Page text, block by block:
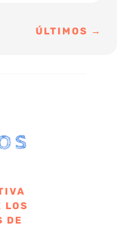
ÚLTIMOS →
LOS
DE